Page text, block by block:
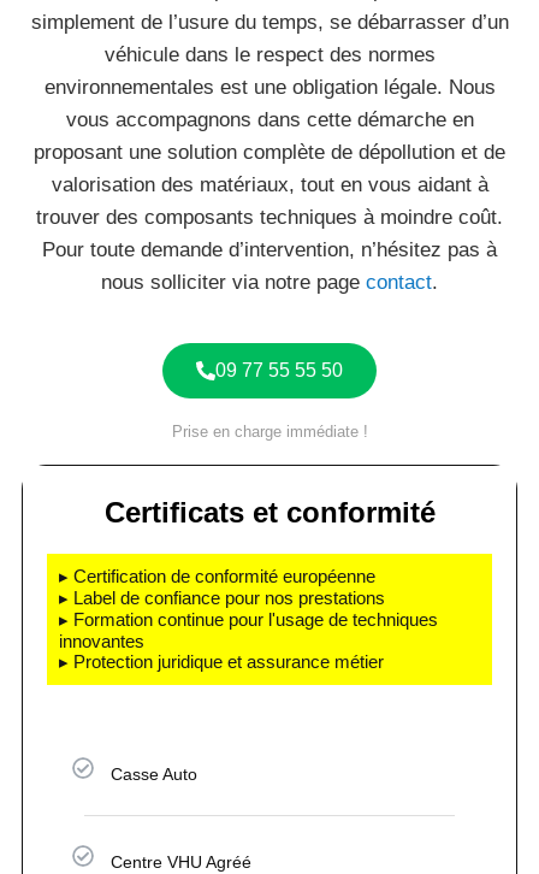
simplement de l’usure du temps, se débarrasser d’un
véhicule dans le respect des normes
environnementales est une obligation légale. Nous
vous accompagnons dans cette démarche en
proposant une solution complète de dépollution et de
valorisation des matériaux, tout en vous aidant à
trouver des composants techniques à moindre coût.
Pour toute demande d’intervention, n’hésitez pas à
nous solliciter via notre page contact.
09 77 55 55 50
Prise en charge immédiate !
Certificats et conformité
▸ Certification de conformité européenne
▸ Label de confiance pour nos prestations
▸ Formation continue pour l'usage de techniques
innovantes
▸ Protection juridique et assurance métier
Casse Auto
Centre VHU Agréé